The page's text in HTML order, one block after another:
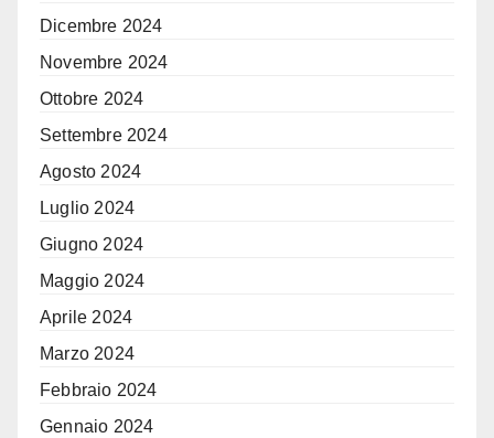
Dicembre 2024
Novembre 2024
Ottobre 2024
Settembre 2024
Agosto 2024
Luglio 2024
Giugno 2024
Maggio 2024
Aprile 2024
Marzo 2024
Febbraio 2024
Gennaio 2024